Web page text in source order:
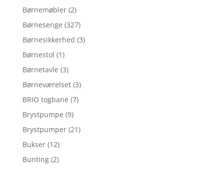
Børnemøbler (2)
Børnesenge (327)
Børnesikkerhed (3)
Børnestol (1)
Børnetavle (3)
Børneværelset (3)
BRIO togbane (7)
Brystpumpe (9)
Brystpumper (21)
Bukser (12)
Bunting (2)